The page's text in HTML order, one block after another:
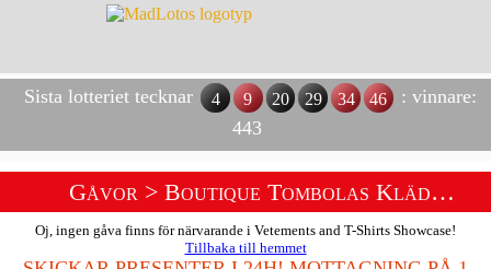
Sista lotteriet tecknar 4 9 20 29 34 46
: vinnare:
443
Gåvor > Boutique Tombolas Kläder Och T-Shirts
Oj, ingen gåva finns för närvarande i Vetements and T-Shirts Showcase!
Tillbaka till hemmet